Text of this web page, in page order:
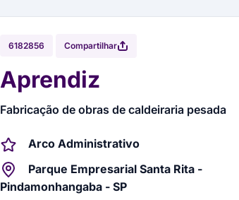
6182856 Compartilhar
Aprendiz
Fabricação de obras de caldeiraria pesada
Arco Administrativo
Parque Empresarial Santa Rita -
Pindamonhangaba - SP